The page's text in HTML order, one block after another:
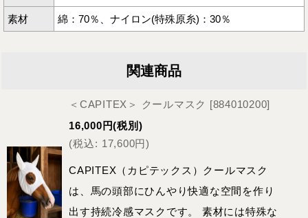
素材 綿：70％、ナイロン(特殊原糸)：30％
関連商品
＜CAPITEX＞ クールマスク [884010200]
16,000 円(税別)
(税込: 17,600円)
CAPITEX（カピテックス）クールマスク
は、馬の頭部にひんやり快適な空間を作り
出す持続冷感マスクです。 素材には特殊な